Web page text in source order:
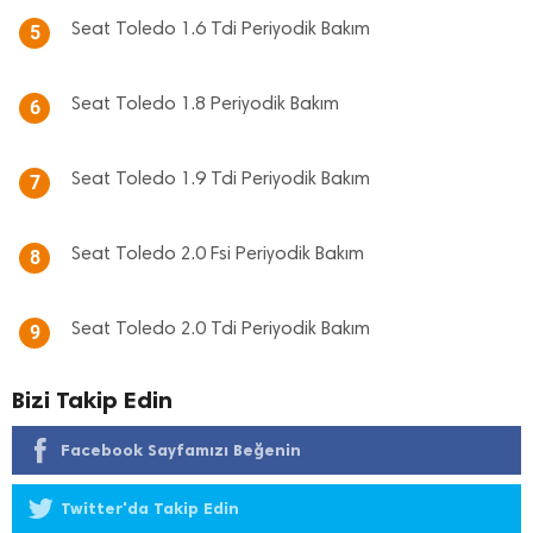
5 Seat Toledo 1.6 Tdi Periyodik Bakım
6 Seat Toledo 1.8 Periyodik Bakım
7 Seat Toledo 1.9 Tdi Periyodik Bakım
8 Seat Toledo 2.0 Fsi Periyodik Bakım
9 Seat Toledo 2.0 Tdi Periyodik Bakım
Bizi Takip Edin
Facebook Sayfamızı Beğenin
Twitter'da Takip Edin